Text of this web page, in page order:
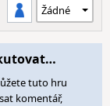
tuto hru
komentář,